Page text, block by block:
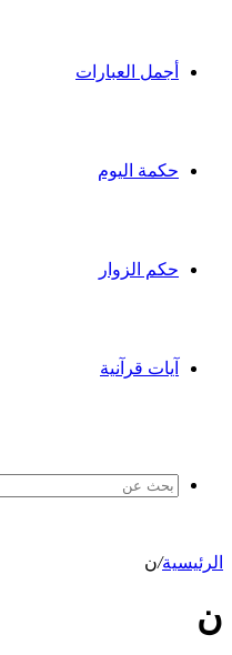
أجمل العبارات
حكمة اليوم
حكم الزوار
آيات قرآنية
الرئيسية/ن
ن